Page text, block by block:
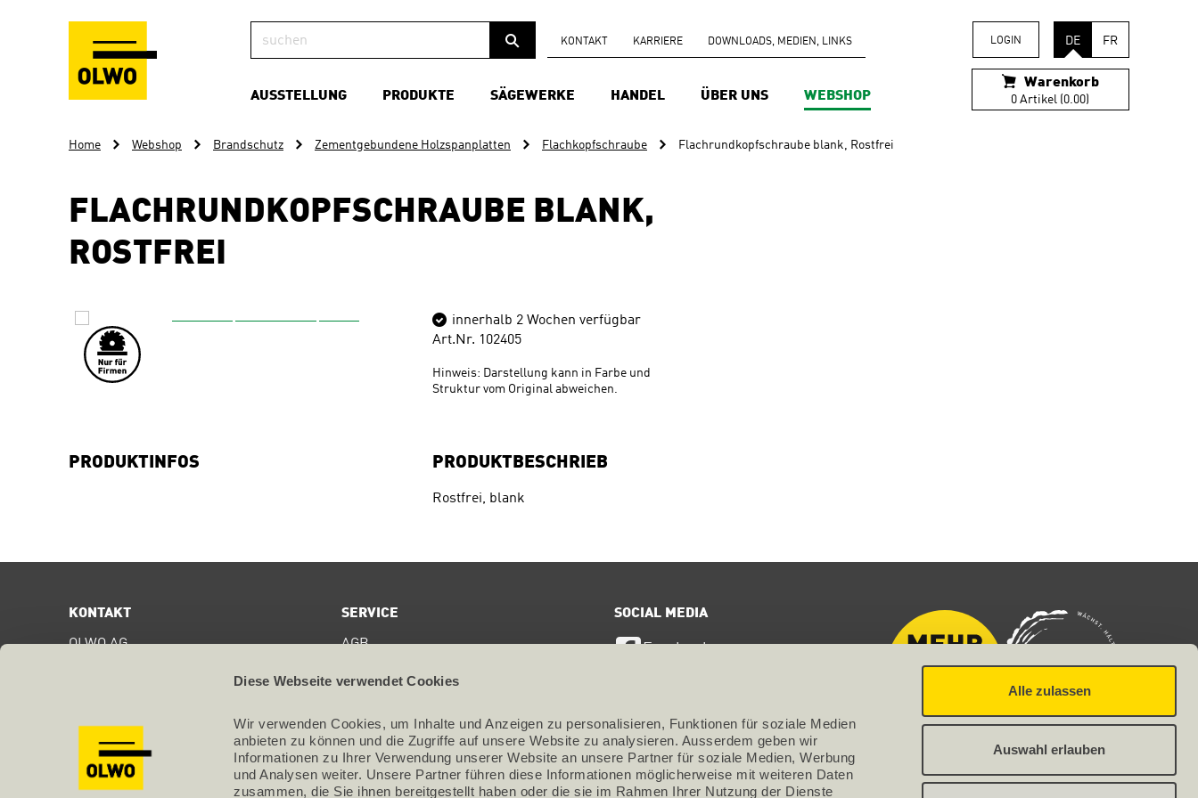
Diese Webseite verwendet Cookies
Wir verwenden Cookies, um Inhalte und Anzeigen zu personalisieren, Funktionen für soziale Medien
anbieten zu können und die Zugriffe auf unsere Website zu analysieren. Ausserdem geben wir
Informationen zu Ihrer Verwendung unserer Website an unsere Partner für soziale Medien, Werbung
und Analysen weiter. Unsere Partner führen diese Informationen möglicherweise mit weiteren Daten
zusammen, die Sie ihnen bereitgestellt haben oder die sie im Rahmen Ihrer Nutzung der Dienste
Alle zulassen
Auswahl erlauben
KONTAKT KARRIERE DOWNLOADS, MEDIEN, LINKS DE FR
LOGIN
Warenkorb
0 Artikel (0.00)
AUSSTELLUNG PRODUKTE SÄGEWERKE HANDEL ÜBER UNS WEBSHOP
Home Webshop Brandschutz Zementgebundene Holzspanplatten Flachkopfschraube Flachrundkopfschraube blank, Rostfrei
FLACHRUNDKOPFSCHRAUBE BLANK,
ROSTFREI
innerhalb 2 Wochen verfügbar
Art.Nr. 102405
Hinweis: Darstellung kann in Farbe und
Struktur vom Original abweichen.
PRODUKTINFOS PRODUKTBESCHRIEB
Rostfrei, blank
KONTAKT
OLWO AG
SERVICE
AGB
Digital Service
Datenschutz
Impressum
SOCIAL MEDIA
Facebook
Instagram